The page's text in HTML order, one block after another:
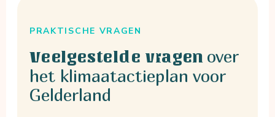
PRAKTISCHE VRAGEN
Veelgestelde vragen over
het klimaatactieplan voor
Gelderland